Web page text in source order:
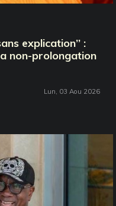
explication’’ :
non-prolongation
Lun, 03 Aou 2026